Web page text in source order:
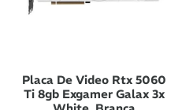
Placa De Video Rtx 5060
Ti 8gb Exgamer Galax 3x